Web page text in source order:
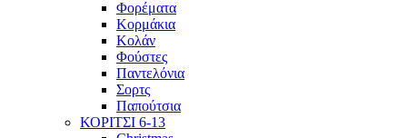
Φορέματα
Κορμάκια
Κολάν
Φούστες
Παντελόνια
Σορτς
Παπούτσια
ΚΟΡΙΤΣΙ 6-13